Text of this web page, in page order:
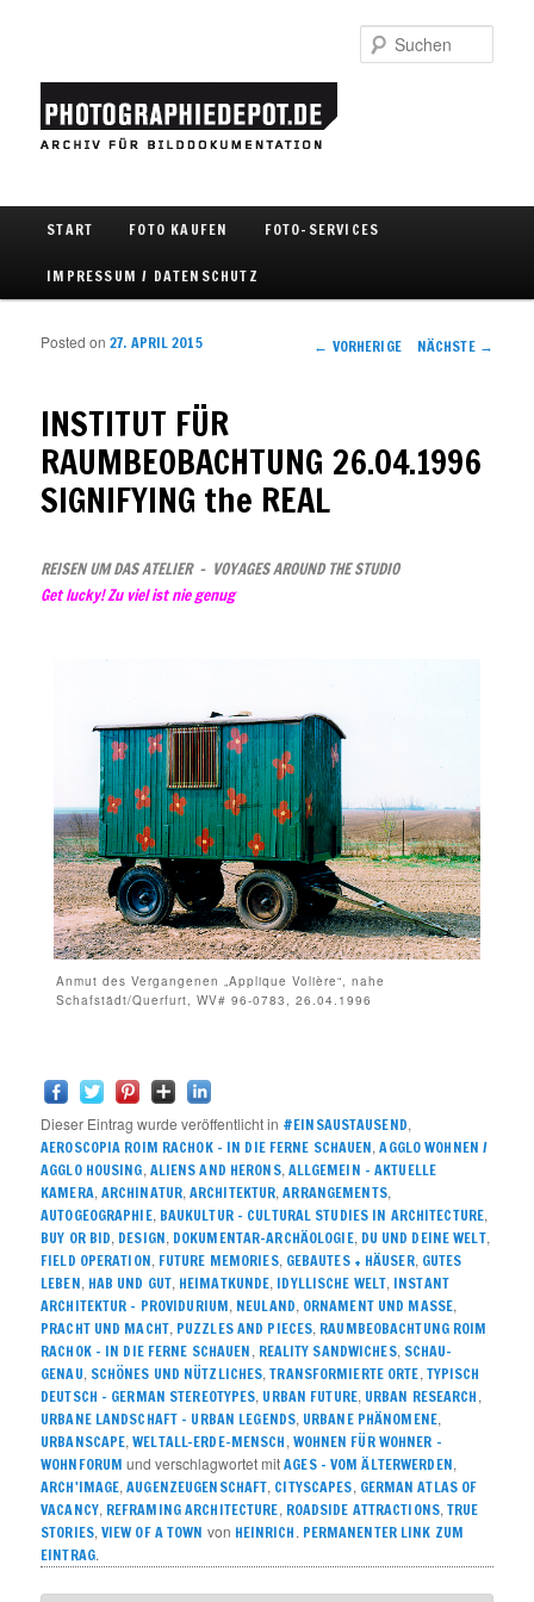
Zum Inhalt wechseln
Zum sekundären Inhalt wechseln
START FOTO KAUFEN FOTO-SERVICES
IMPRESSUM / DATENSCHUTZ
Artikelnavigation
← VORHERIGE NÄCHSTE →
INSTITUT FÜR
RAUMBEOBACHTUNG 26.04.1996
SIGNIFYING the REAL
Posted on27. APRIL 2015
REISEN UM DAS ATELIER – VOYAGES AROUND THE STUDIO
Get lucky! Zu viel ist nie genug
Anmut des Vergangenen „Applique Volière“, nahe
Schafstädt/Querfurt, WV# 96-0783, 26.04.1996
Dieser Eintrag wurde veröffentlicht in #EINSAUSTAUSEND,
AEROSCOPIA ROIM RACHOK – IN DIE FERNE SCHAUEN,AGGLO WOHNEN /
AGGLO HOUSING,ALIENS AND HERONS,ALLGEMEIN – AKTUELLE
KAMERA,ARCHINATUR,ARCHITEKTUR,ARRANGEMENTS,
AUTOGEOGRAPHIE, BAUKULTUR – CULTURAL STUDIES IN ARCHITECTURE,
BUY OR BID, DESIGN, DOKUMENTAR-ARCHÄOLOGIE, DU UND DEINE WELT,
FIELD OPERATION, FUTURE MEMORIES, GEBAUTES + HÄUSER, GUTES
LEBEN, HAB UND GUT, HEIMATKUNDE, IDYLLISCHE WELT, INSTANT
ARCHITEKTUR – PROVIDURIUM, NEULAND, ORNAMENT UND MASSE,
PRACHT UND MACHT, PUZZLES AND PIECES, RAUMBEOBACHTUNG ROIM
RACHOK – IN DIE FERNE SCHAUEN, REALITY SANDWICHES, SCHAU-
GENAU, SCHÖNES UND NÜTZLICHES,TRANSFORMIERTE ORTE,TYPISCH
DEUTSCH – GERMAN STEREOTYPES, URBAN FUTURE, URBAN RESEARCH,
URBANE LANDSCHAFT – URBAN LEGENDS, URBANE PHÄNOMENE,
URBANSCAPE,WELTALL-ERDE-MENSCH,WOHNEN FÜR WOHNER –
WOHNFORUM und verschlagwortet mitAGES - VOM ÄLTERWERDEN,
ARCH'IMAGE,AUGENZEUGENSCHAFT, CITYSCAPES, GERMAN ATLAS OF
VACANCY, REFRAMING ARCHITECTURE, ROADSIDE ATTRACTIONS,TRUE
STORIES,VIEW OF A TOWN von HEINRICH. PERMANENTER LINK ZUM
EINTRAG.